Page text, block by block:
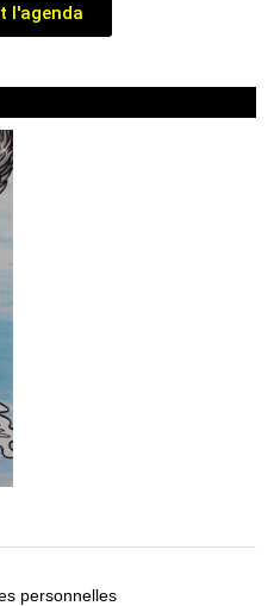
l'agenda
personnelles